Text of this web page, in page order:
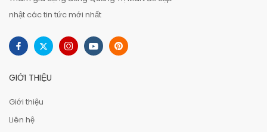
nhật các tin tức mới nhất
GIỚI THIỆU
Giới thiệu
Liên hệ